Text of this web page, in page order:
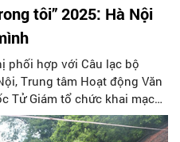
tôi” 2025: Hà Nội
phối hợp với Câu lạc bộ
Trung tâm Hoạt động Văn
Tử Giám tổ chức khai mạc
lần thứ 20 - năm 2025 với
vươn mình”.